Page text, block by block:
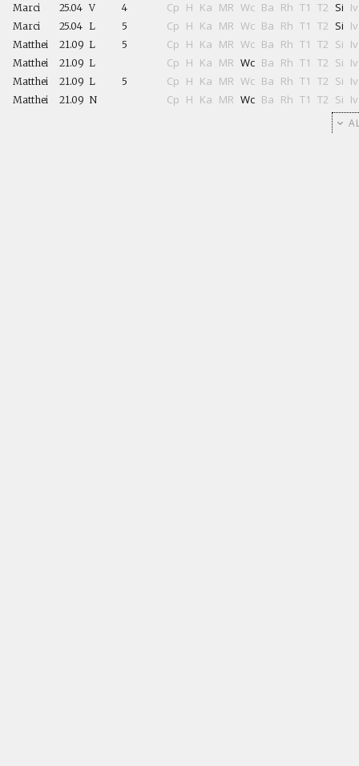
Marci 25.04 V 4 Cp H Ka MR Wc Ba Rh T1 T2 Si Iv
Marci 25.04 L 5 Cp H Ka MR Wc Ba Rh T1 T2 Si Iv
Matthei 21.09 L 5 Cp H Ka MR Wc Ba Rh T1 T2 Si Iv
Matthei 21.09 L Cp H Ka MR Wc Ba Rh T1 T2 Si Iv
Matthei 21.09 L 5 Cp H Ka MR Wc Ba Rh T1 T2 Si Iv
Matthei 21.09 N Cp H Ka MR Wc Ba Rh T1 T2 Si Iv